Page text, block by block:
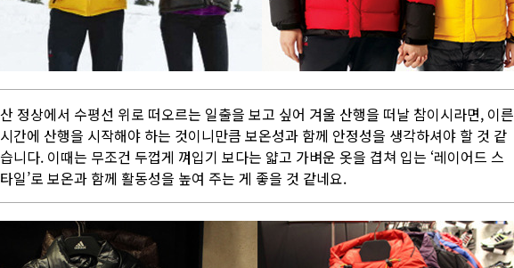
산 정상에서 수평선 위로 떠오르는 일출을 보고 싶어 겨울 산행을 떠날 참이시라면, 이른
시간에 산행을 시작해야 하는 것이니만큼 보온성과 함께 안정성을 생각하셔야 할 것 같
습니다. 이때는 무조건 두껍게 껴입기 보다는 얇고 가벼운 옷을 겹쳐 입는 ‘레이어드 스
타일’로 보온과 함께 활동성을 높여 주는 게 좋을 것 같네요.